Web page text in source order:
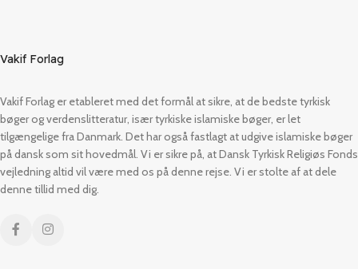
Vakif Forlag
Vakif Forlag er etableret med det formål at sikre, at de bedste tyrkisk
bøger og verdenslitteratur, især tyrkiske islamiske bøger, er let
tilgængelige fra Danmark. Det har også fastlagt at udgive islamiske bøger
på dansk som sit hovedmål. Vi er sikre på, at Dansk Tyrkisk Religiøs Fonds
vejledning altid vil være med os på denne rejse. Vi er stolte af at dele
denne tillid med dig.